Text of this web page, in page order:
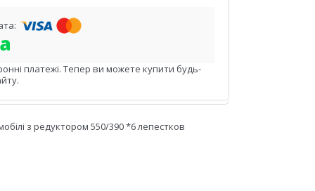
платежі. Тепер ви можете купити будь-
з редуктором 550/390 *6 лепестков